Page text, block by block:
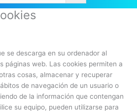
se descarga en su ordenador al
páginas web. Las cookies permiten a
cosas, almacenar y recuperar
de navegación de un usuario o
de la información que contengan
su equipo, pueden utilizarse para